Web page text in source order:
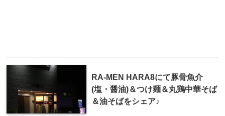
RA-MEN HARA8にて豚骨魚介
(塩・醤油)＆つけ麺＆丸鶏中華そば
＆油そばをシェア♪